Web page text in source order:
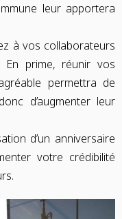
leur apportera
à vos collaborateurs
En prime, réunir vos
permettra de
d’augmenter leur
d’un anniversaire
votre crédibilité